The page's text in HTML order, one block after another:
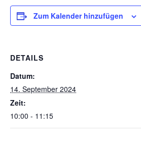
Zum Kalender hinzufügen
DETAILS
Datum:
14. September 2024
Zeit:
10:00 - 11:15